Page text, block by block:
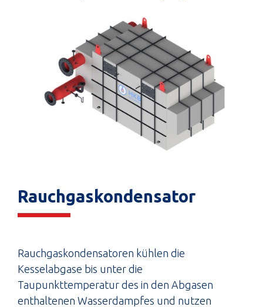
Rauchgaskondensator
Rauchgaskondensatoren kühlen die
Kesselabgase bis unter die
Taupunkttemperatur des in den Abgasen
enthaltenen Wasserdampfes und nutzen